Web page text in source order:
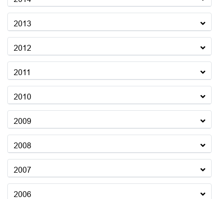
2013
2012
2011
2010
2009
2008
2007
2006